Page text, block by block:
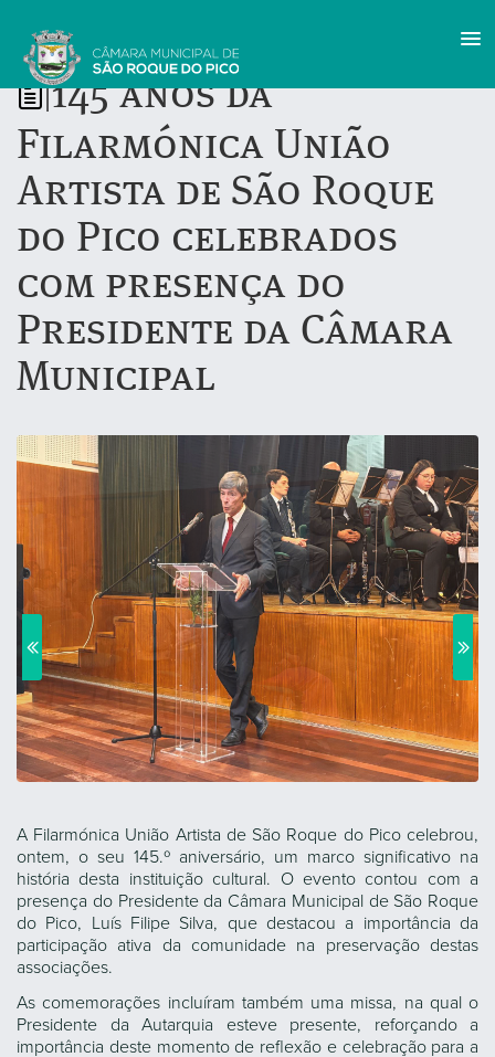
145 anos da
Filarmónica União
Artista de São Roque
do Pico celebrados
com presença do
Presidente da Câmara
Municipal
A Filarmónica União Artista de São Roque do Pico celebrou,
ontem, o seu 145.º aniversário, um marco significativo na
história desta instituição cultural. O evento contou com a
presença do Presidente da Câmara Municipal de São Roque
do Pico, Luís Filipe Silva, que destacou a importância da
participação ativa da comunidade na preservação destas
associações.
As comemorações incluíram também uma missa, na qual o
Presidente da Autarquia esteve presente, reforçando a
importância deste momento de reflexão e celebração para a